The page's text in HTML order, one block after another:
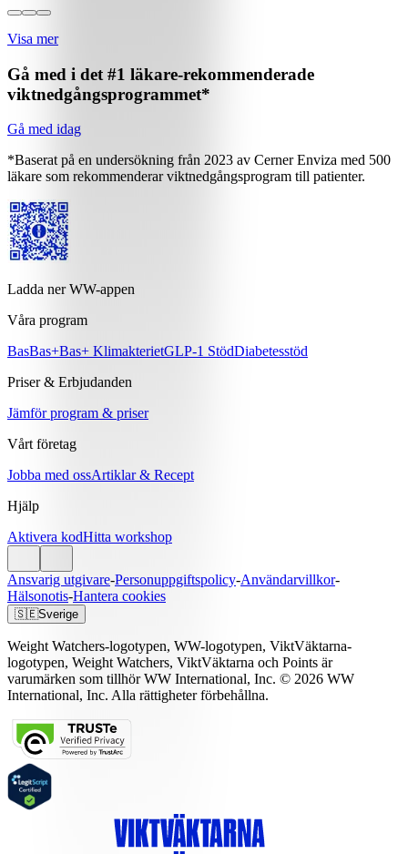
Visa mer
Gå med i det #1 läkare-rekommenderade
viktnedgångsprogrammet*
Gå med idag
*Baserat på en undersökning från 2023 av Cerner Enviza med 500
läkare som rekommenderar viktnedgångsprogram till patienter.
Ladda ner WW-appen
Våra program
BasBas+Bas+ KlimakterietGLP-1 StödDiabetesstöd
Priser & Erbjudanden
Jämför program & priser
Vårt företag
Jobba med ossArtiklar & Recept
Hjälp
Aktivera kodHitta workshop
Ansvarig utgivare-Personuppgiftspolicy-Användarvillkor-
Hälsonotis-Hantera cookies
🇸🇪Sverige
Weight Watchers-logotypen, WW-logotypen, ViktVäktarna-
logotypen, Weight Watchers, ViktVäktarna och Points är
varumärken som tillhör WW International, Inc. © 2026 WW
International, Inc. Alla rättigheter förbehållna.